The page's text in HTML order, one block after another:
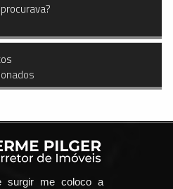
surgir me coloco a